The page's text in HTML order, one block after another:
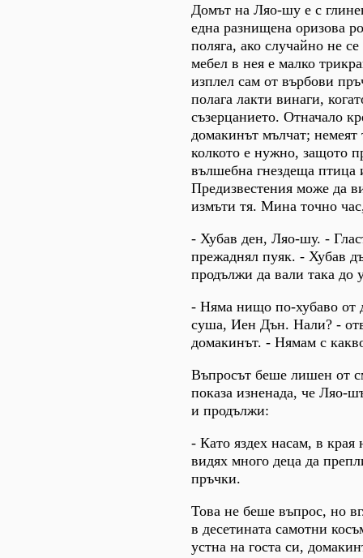
Домът на Ляо-шу е с
една разнищена оризова
поляга, ако случайно не
мебел в нея е малко
изплел сам от върбови
полага лакти винаги,
съзерцанието. Отначало
домакинът мълчат; немеят
колкото е нужно, защото
вълшебна гнездеща птица
Предизвестения може да
измъти тя. Мина точно
- Хубав ден, Ляо-шу. -
прежаднял пуяк. - Хубав
продължи да вали така до
- Няма нищо по-хубаво от
суша, Иен Дън. Нали? -
домакинът. - Нямам с
Въпросът беше лишен от
показа изненада, че Ляо-
и продължи:
- Като яздех насам, в края
видях много деца да
пръчки.
Това не беше въпрос, но
в десетината самотни
устна на госта си,